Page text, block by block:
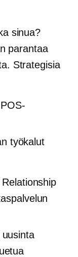
sinua?
parantaa
Strategisia
työkalut